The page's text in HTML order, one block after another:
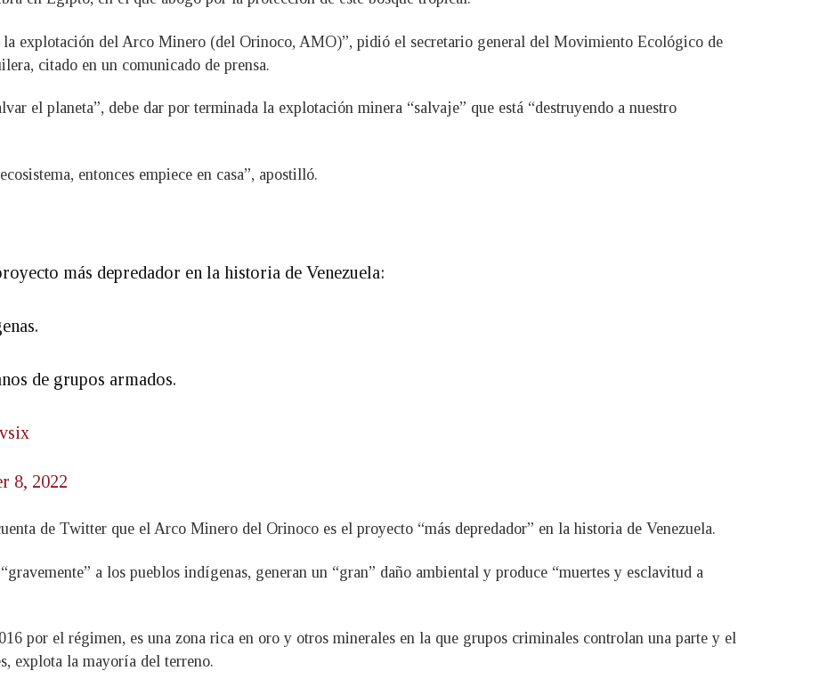
la explotación del Arco Minero (del Orinoco, AMO)”, pidió el secretario general del Movimiento Ecológico de
citado en un comunicado de prensa.
el planeta”, debe dar por terminada la explotación minera “salvaje” que está “destruyendo a nuestro
entonces empiece en casa”, apostilló.
más depredador en la historia de Venezuela:
de grupos armados.
8, 2022
de Twitter que el Arco Minero del Orinoco es el proyecto “más depredador” en la historia de Venezuela.
a los pueblos indígenas, generan un “gran” daño ambiental y produce “muertes y esclavitud a
por el régimen, es una zona rica en oro y otros minerales en la que grupos criminales controlan una parte y el
explota la mayoría del terreno.